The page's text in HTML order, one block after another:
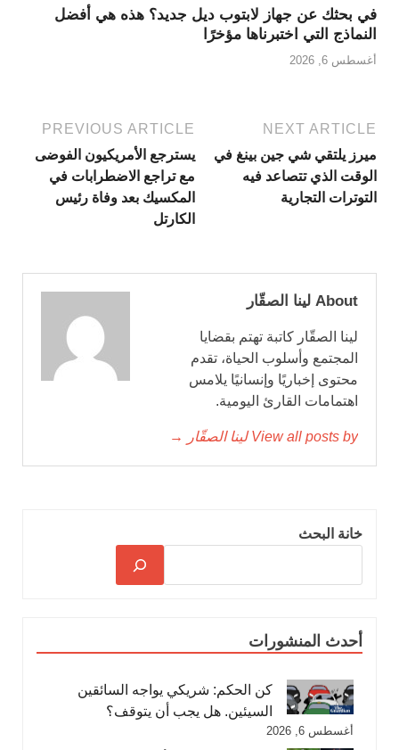
في بحثك عن جهاز لابتوب ديل جديد؟ هذه هي أفضل
النماذج التي اختبرناها مؤخرًا
أغسطس 6, 2026
PREVIOUS ARTICLE
يسترجع الأمريكيون الفوضى
مع تراجع الاضطرابات في
المكسيك بعد وفاة رئيس
الكارتل
NEXT ARTICLE
ميرز يلتقي شي جين بينغ في
الوقت الذي تتصاعد فيه
التوترات التجارية
About لينا الصقّار
لينا الصقّار كاتبة تهتم بقضايا
المجتمع وأسلوب الحياة، تقدم
محتوى إخباريًا وإنسانيًا يلامس
اهتمامات القارئ اليومية.
View all posts by لينا الصقّار →
خانة البحث
أحدث المنشورات
كن الحكم: شريكي يواجه السائقين
السيئين. هل يجب أن يتوقف؟
أغسطس 6, 2026